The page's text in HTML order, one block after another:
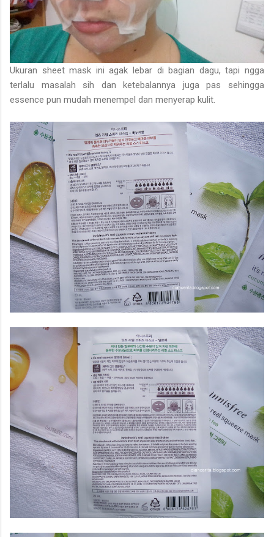
Ukuran sheet mask ini agak lebar di bagian dagu, tapi ngga
terlalu masalah sih dan ketebalannya juga pas sehingga
essence pun mudah menempel dan menyerap kulit.